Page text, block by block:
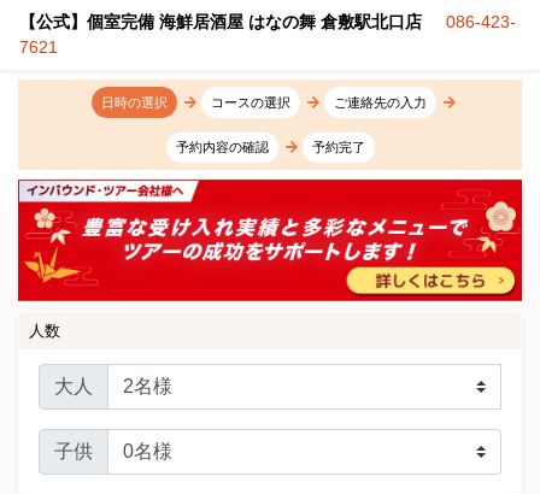
【公式】個室完備 海鮮居酒屋 はなの舞 倉敷駅北口店
086-423-
7621
日時の選択 コースの選択 ご連絡先の入力
予約内容の確認 予約完了
人数
大人
子供